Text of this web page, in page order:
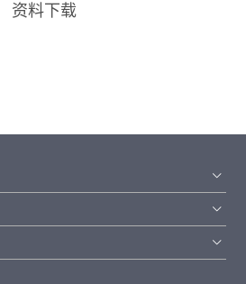
资料下载